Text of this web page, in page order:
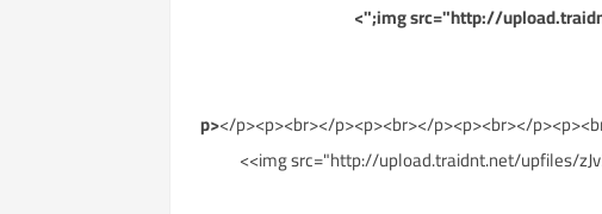
</p><p><br></p><p><br></p><p><br></
<img src="http://upload.traidnt.net/upfiles/